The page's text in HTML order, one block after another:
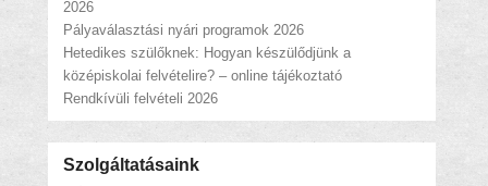
2026
Pályaválasztási nyári programok 2026
Hetedikes szülőknek: Hogyan készülődjünk a
középiskolai felvételire? – online tájékoztató
Rendkívüli felvételi 2026
Szolgáltatásaink